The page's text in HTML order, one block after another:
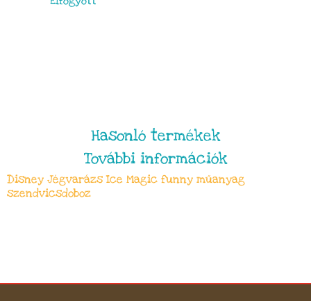
Hasonló termékek
További információk
Disney Jégvarázs Ice Magic funny műanyag
szendvicsdoboz